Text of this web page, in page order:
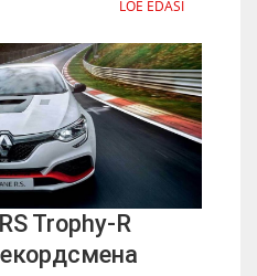
LOE EDASI
Trophy-R